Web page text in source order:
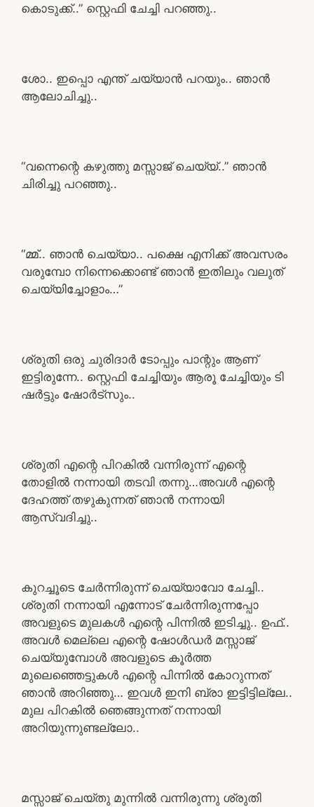
കൊടുക്ക്..” സ്റ്റെഫി ചേച്ചി പറഞ്ഞു..
ശോ.. ഇപ്പൊ എന്ത് ചയ്യാൻ പറയും.. ഞാൻ
ആലോചിച്ചു..
“വന്നെന്റെ കഴുത്തു മസ്സാജ് ചെയ്യ്..” ഞാൻ
ചിരിച്ചു പറഞ്ഞു..
“മ്മ്.. ഞാൻ ചെയ്യാ.. പക്ഷെ എനിക്ക് അവസരം
വരുമ്പോ നിന്നെക്കൊണ്ട് ഞാൻ ഇതിലും വലുത്
ചെയ്യിച്ചോളാം…”
ശ്രുതി ഒരു ചുരിദാർ ടോപ്പും പാന്റും ആണ്
ഇട്ടിരുന്നേ.. സ്റ്റെഫി ചേച്ചിയും ആരൂ ചേച്ചിയും ടി
ഷർട്ടും ഷോർട്സും..
ശ്രുതി എന്റെ പിറകിൽ വന്നിരുന്ന്‌ എന്റെ
തോളിൽ നന്നായി തടവി തന്നു…അവൾ എന്റെ
ദേഹത്ത് തഴുകുന്നത് ഞാൻ നന്നായി
ആസ്വദിച്ചു..
കുറച്ചൂടെ ചേർന്നിരുന്ന്‌ ചെയ്യാവോ ചേച്ചി..
ശ്രുതി നന്നായി എന്നോട് ചേർന്നിരുന്നപ്പോ
അവളുടെ മുലകൾ എന്റെ പിന്നിൽ ഇടിച്ചു.. ഉഫ്..
അവൾ മെല്ലെ എന്റെ ഷോൾഡർ മസ്സാജ്
ചെയ്യുമ്പോൾ അവളുടെ കൂർത്ത
മുലെഞ്ഞെട്ടുകൾ എന്റെ പിന്നിൽ കോറുന്നത്
ഞാൻ അറിഞ്ഞു… ഇവൾ ഇനി ബ്രാ ഇട്ടിട്ടില്ലേ..
മുല പിറകിൽ ഞെങ്ങുന്നത് നന്നായി
അറിയുന്നുണ്ടല്ലോ..
മസ്സാജ് ചെയ്തു മുന്നിൽ വന്നിരുന്നു ശ്രുതി